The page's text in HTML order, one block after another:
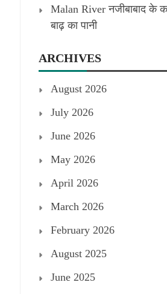
Malan River नजीबाबाद के
बाढ़ का पानी
ARCHIVES
August 2026
July 2026
June 2026
May 2026
April 2026
March 2026
February 2026
August 2025
June 2025